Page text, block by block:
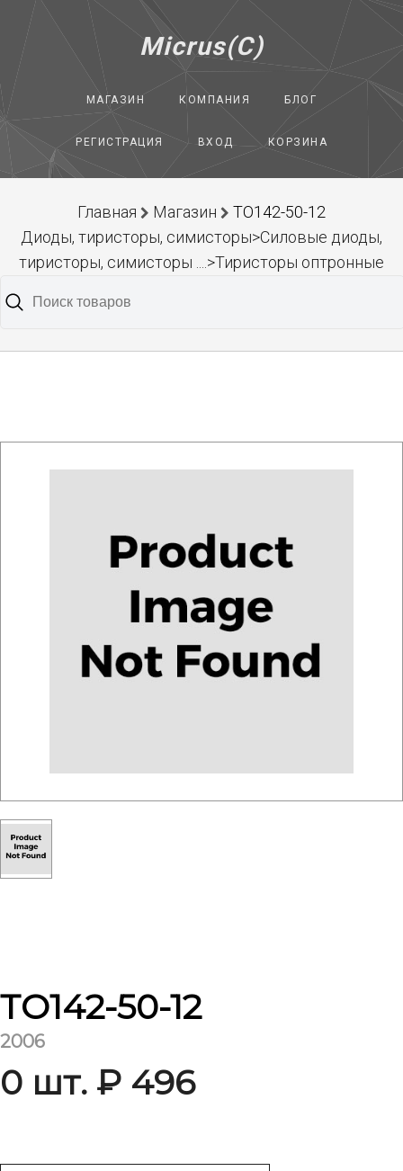
Micrus(C)
МАГАЗИН КОМПАНИЯ БЛОГ
РЕГИСТРАЦИЯ ВХОД КОРЗИНА
Главная Магазин
ТО142-50-12
Диоды, тиристоры, симисторы>Силовые диоды,
тиристоры, симисторы ....>Тиристоры оптронные
ТО142-50-12
2006
0 шт. ₽ 496